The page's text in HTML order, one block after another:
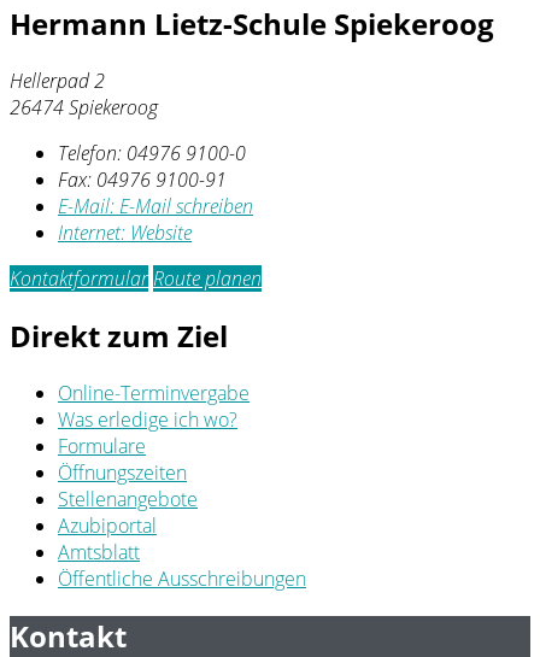
Hermann Lietz-Schule Spiekeroog
Hellerpad 2
26474 Spiekeroog
Telefon: 04976 9100-0
Fax: 04976 9100-91
E-Mail:E-Mail schreiben
Internet: Website
KontaktformularRoute planen
Direkt zum Ziel
Online-Terminvergabe
Was erledige ich wo?
Formulare
Öffnungszeiten
Stellenangebote
Azubiportal
Amtsblatt
Öffentliche Ausschreibungen
Kontakt